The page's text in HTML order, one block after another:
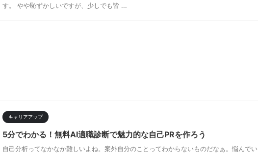
す。 やや恥ずかしいですが、少しでも皆 ...
キャリアアップ
5分でわかる！無料AI適職診断で魅力的な自己PRを作ろう
自己分析ってなかなか難しいよね。案外自分のことってわからないものだなぁ。悩んでい